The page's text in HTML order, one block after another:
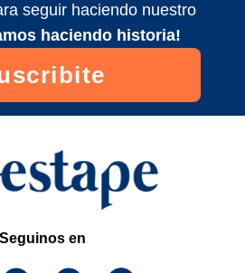
y equipo
11/5
Suerte EN VIVO con Matías
y equipo
seguir haciendo nuestro
haciendo historia!
Seguinos en